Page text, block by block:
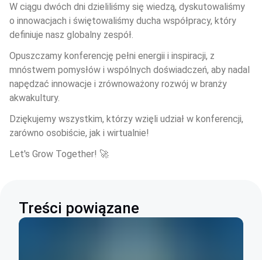
W ciągu dwóch dni dzieliliśmy się wiedzą, dyskutowaliśmy
o innowacjach i świętowaliśmy ducha współpracy, który
definiuje nasz globalny zespół.
Opuszczamy konferencję pełni energii i inspiracji, z
mnóstwem pomysłów i wspólnych doświadczeń, aby nadal
napędzać innowacje i zrównoważony rozwój w branży
akwakultury.
Dziękujemy wszystkim, którzy wzięli udział w konferencji,
zarówno osobiście, jak i wirtualnie!
Let's Grow Together! 🚀
Treści powiązane